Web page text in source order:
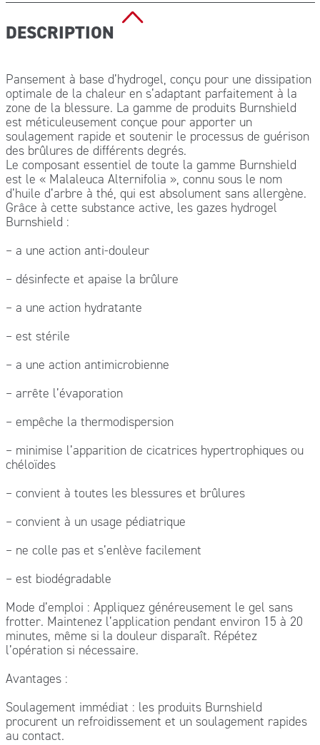
DESCRIPTION
Pansement à base d’hydrogel, conçu pour une dissipation
optimale de la chaleur en s’adaptant parfaitement à la
zone de la blessure. La gamme de produits Burnshield
est méticuleusement conçue pour apporter un
soulagement rapide et soutenir le processus de guérison
des brûlures de différents degrés.
Le composant essentiel de toute la gamme Burnshield
est le « Malaleuca Alternifolia », connu sous le nom
d’huile d’arbre à thé, qui est absolument sans allergène.
Grâce à cette substance active, les gazes hydrogel
Burnshield :
– a une action anti-douleur
– désinfecte et apaise la brûlure
– a une action hydratante
– est stérile
– a une action antimicrobienne
– arrête l’évaporation
– empêche la thermodispersion
– minimise l’apparition de cicatrices hypertrophiques ou
chéloïdes
– convient à toutes les blessures et brûlures
– convient à un usage pédiatrique
– ne colle pas et s’enlève facilement
– est biodégradable
Mode d’emploi : Appliquez généreusement le gel sans
frotter. Maintenez l’application pendant environ 15 à 20
minutes, même si la douleur disparaît. Répétez
l’opération si nécessaire.
Avantages :
Soulagement immédiat : les produits Burnshield
procurent un refroidissement et un soulagement rapides
au contact.